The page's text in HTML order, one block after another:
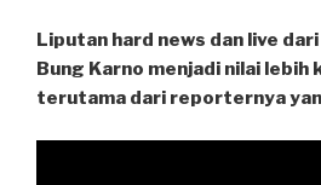
Liputan hard news dan live
Bung Karno menjadi nilai lebih
terutama dari reporternya